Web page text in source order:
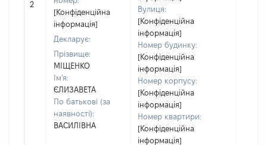
2
[Конфіденційна
інформація]
Декларує:
Прізвище:
МІЩЕНКО
Ім'я:
ЄЛИЗАВЕТА
По батькові (за
наявності):
ВАСИЛІВНА
Вулиця:
[Конфіденційна
інформація]
Номер будинку:
[Конфіденційна
інформація]
Номер корпусу:
[Конфіденційна
інформація]
Номер квартири:
[Конфіденційна
інформація]